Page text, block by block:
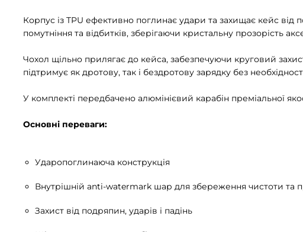
Корпус із TPU ефективно поглинає удари та захищає кейс від
помутніння та відбитків, зберігаючи кристальну прозорість
Чохол щільно прилягає до кейса, забезпечуючи круговий
підтримує як дротову, так і бездротову зарядку без
У комплекті передбачено алюмінієвий карабін преміальної
Основні переваги:
Ударопоглинаюча конструкція
Внутрішній anti-watermark шар для збереження чистоти та
Захист від подряпин, ударів і падінь